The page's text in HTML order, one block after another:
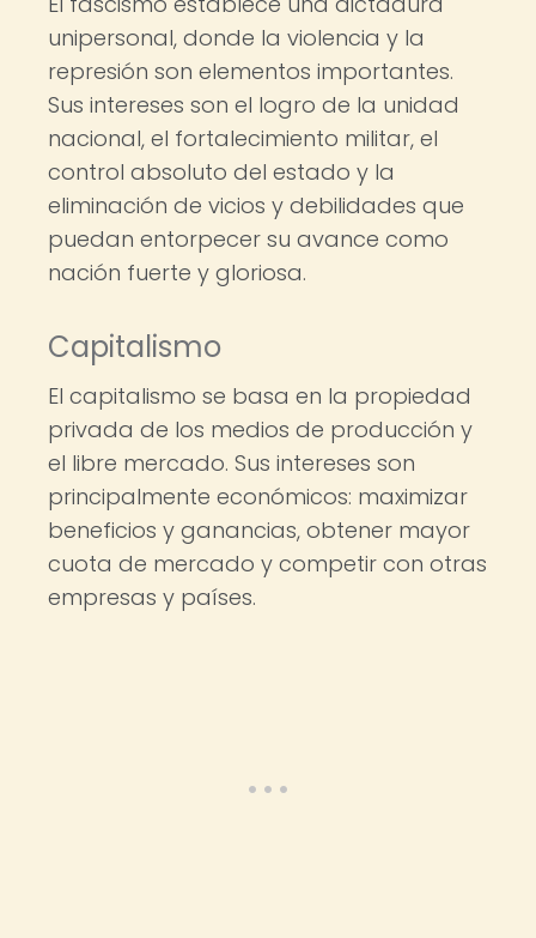
unipersonal, donde la violencia y la
represión son elementos importantes.
Sus intereses son el logro de la unidad
nacional, el fortalecimiento militar, el
control absoluto del estado y la
eliminación de vicios y debilidades que
puedan entorpecer su avance como
nación fuerte y gloriosa.
Capitalismo
El capitalismo se basa en la propiedad
privada de los medios de producción y
el libre mercado. Sus intereses son
principalmente económicos: maximizar
beneficios y ganancias, obtener mayor
cuota de mercado y competir con otras
empresas y países.